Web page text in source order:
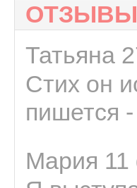
ОТЗЫВЫ
Татьяна
Стих он
пишется
Мария 11